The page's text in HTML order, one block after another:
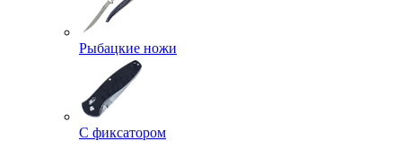
Рыбацкие ножи
С фиксатором